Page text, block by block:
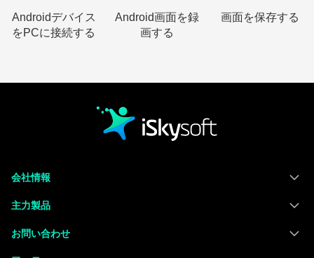
Androidデバイス
をPCに接続する
Android画面を録
画する
画面を保存する
会社情報
主力製品
お問い合わせ